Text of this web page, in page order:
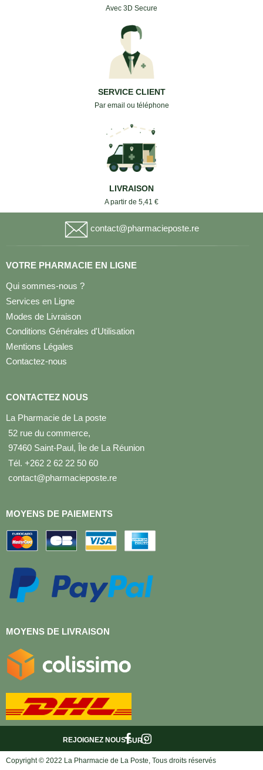
Avec 3D Secure
SERVICE CLIENT
Par email ou téléphone
LIVRAISON
A partir de 5,41 €
contact@pharmacieposte.re
VOTRE PHARMACIE EN LIGNE
Qui sommes-nous ?
Services en Ligne
Modes de Livraison
Conditions Générales d'Utilisation
Mentions Légales
Contactez-nous
CONTACTEZ NOUS
La Pharmacie de La poste
52 rue du commerce,
97460 Saint-Paul, Île de La Réunion
Tél. +262 2 62 22 50 60
contact@pharmacieposte.re
MOYENS DE PAIEMENTS
MOYENS DE LIVRAISON
SUR :
REJOIGNEZ NOUS
Copyright © 2022 La Pharmacie de La Poste, Tous droits réservés